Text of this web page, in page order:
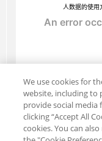
人数据的使用
We use cookies for
website, including to
provide social media
clicking “Accept All
cookies. You can